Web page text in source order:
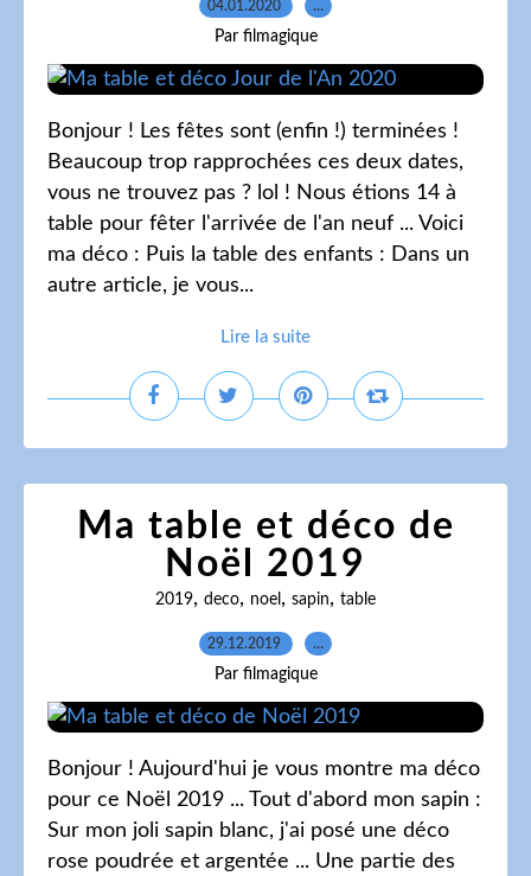
04.01.2020 …
Par filmagique
Bonjour ! Les fêtes sont (enfin !) terminées !
Beaucoup trop rapprochées ces deux dates,
vous ne trouvez pas ? lol ! Nous étions 14 à
table pour fêter l'arrivée de l'an neuf ... Voici
ma déco : Puis la table des enfants : Dans un
autre article, je vous...
Lire la suite
Ma table et déco de
Noël 2019
2019, deco, noel , sapin, table
29.12.2019 …
Par filmagique
Bonjour ! Aujourd'hui je vous montre ma déco
pour ce Noël 2019 ... Tout d'abord mon sapin :
Sur mon joli sapin blanc, j'ai posé une déco
rose poudrée et argentée ... Une partie des